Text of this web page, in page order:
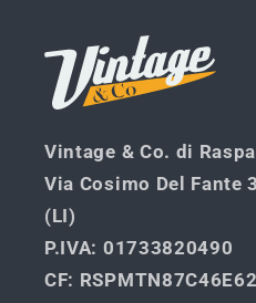
Vintage & Co. di
Via Cosimo Del Fante
(LI)
P.IVA: 01733820490
CF: